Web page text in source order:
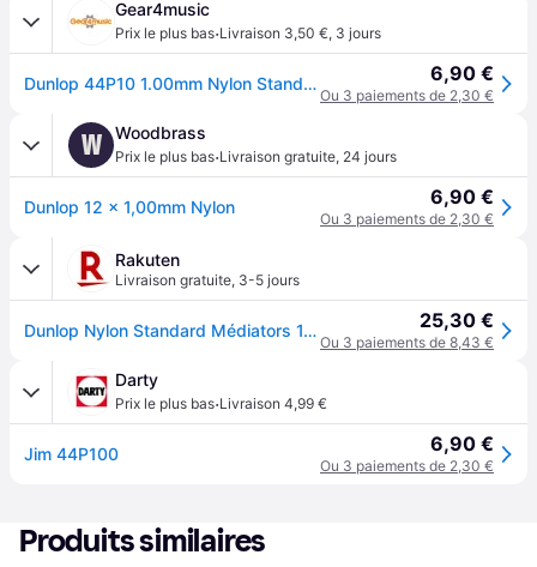
Gear4music
Prix le plus bas·Livraison 3,50 €, 3 jours
Dunlop 44P10 1.00mm Nylon Standard Pick Black Players Pack of 12 6,90 €
Ou 3 paiements de 2,30 €
W Woodbrass
Prix le plus bas·Livraison gratuite, 24 jours
Dunlop 12 x 1,00mm Nylon 6,90 €
Ou 3 paiements de 2,30 €
Rakuten
Livraison gratuite, 3-5 jours
Dunlop Nylon Standard Médiators 1.00 Mm Noir (12x) 25,30 €
Ou 3 paiements de 8,43 €
Darty
Prix le plus bas·Livraison 4,99 €
Jim 44P100 6,90 €
Ou 3 paiements de 2,30 €
Produits similaires